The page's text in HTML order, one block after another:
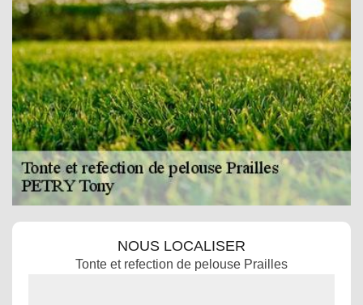
NOUS LOCALISER
Tonte et refection de pelouse Prailles